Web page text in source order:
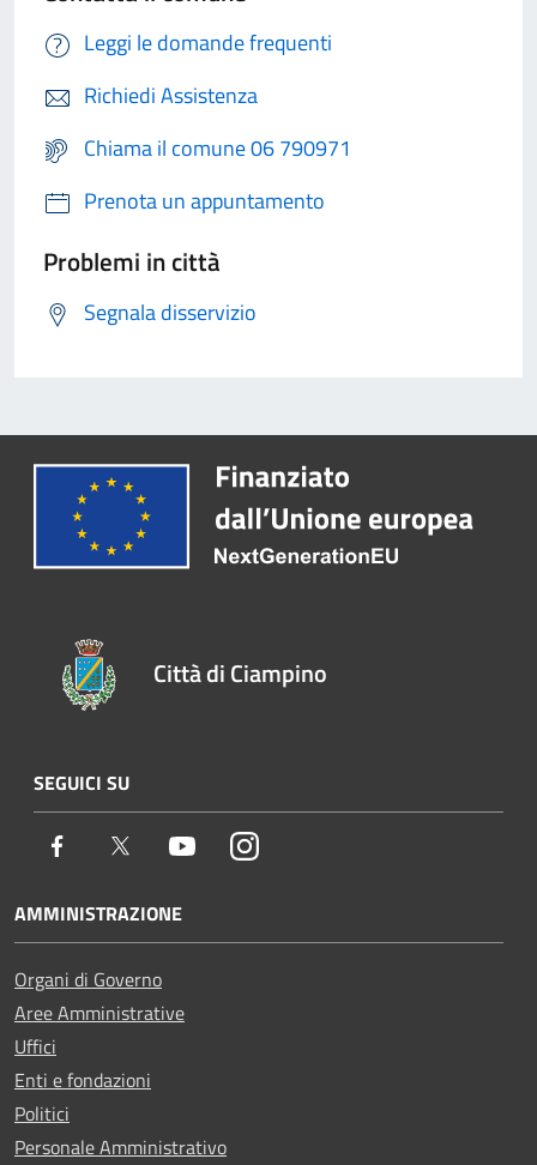
Leggi le domande frequenti
Richiedi Assistenza
Chiama il comune 06 790971
Prenota un appuntamento
Problemi in città
Segnala disservizio
Città di Ciampino
SEGUICI SU
Facebook Twitter YoutubeInstagram
AMMINISTRAZIONE
Organi di Governo
Aree Amministrative
Uffici
Enti e fondazioni
Politici
Personale Amministrativo